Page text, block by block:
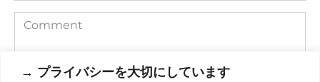
→ プライバシーを大切にしています
Comment